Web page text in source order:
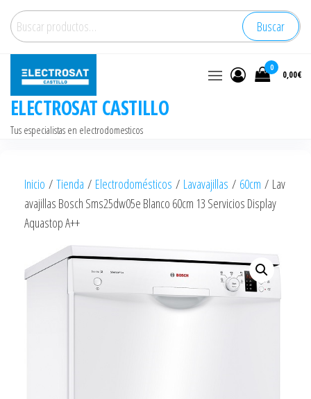
Saltar
contenido
Buscar
por:
Buscar
ELECTROSAT CASTILLO
Tus especialistas en electrodomesticos
0
0,00€
Inicio / Tienda / Electrodomésticos / Lavavajillas / 60cm / Lav
avajillas Bosch Sms25dw05e Blanco 60cm 13 Servicios Display
Aquastop A++